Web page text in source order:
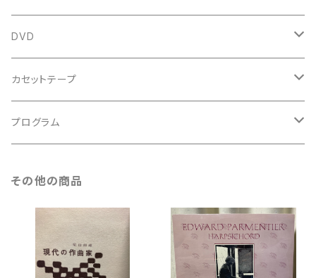
鍵盤用
スコア
古楽以外
トートバッグ
バロック
ルネサンス
DVD
古楽
古楽以外
カセットテープ
古楽
プログラム
古楽以外
その他の商品